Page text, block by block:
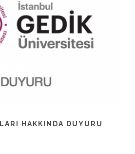
HAKKINDA DUYURU